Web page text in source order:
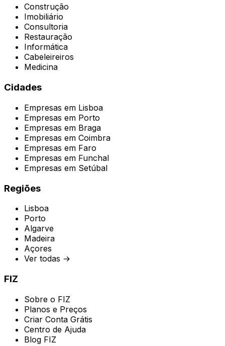
Construção
Imobiliário
Consultoria
Restauração
Informática
Cabeleireiros
Medicina
Cidades
Empresas em Lisboa
Empresas em Porto
Empresas em Braga
Empresas em Coimbra
Empresas em Faro
Empresas em Funchal
Empresas em Setúbal
Regiões
Lisboa
Porto
Algarve
Madeira
Açores
Ver todas →
FIZ
Sobre o FIZ
Planos e Preços
Criar Conta Grátis
Centro de Ajuda
Blog FIZ